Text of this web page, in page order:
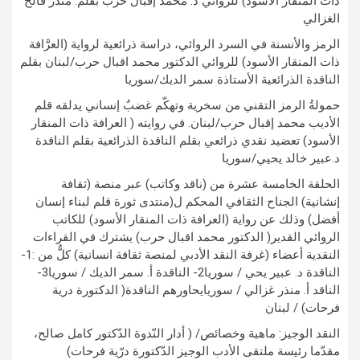
الغزالي
الرمز والأنسنة في السرد الروائي، دراسة ذرائعية لرواية (العرَّافة
ذات المنقار الأسود) للروائي الدكتور محمد اقبال حرب/لبنان بقلم
الناقدة الذرائعية الأستاذة سمر الديك/سوريا
حمولةُ الرمز التقني من سخرية وتهكّم غضبٌ إنساني يدلقه قلم
الأديب محمد إقبال حرب/لبنان. في روايته ( العرافة ذات المنقار
الأسود) تعضيد نقدي ذرائعي بقلم الناقدة الذرائعية بقلم الناقدة
د.عبير خالد يحيي/سوريا
الحلقة الخامسة عشرة من (ناقد وكاتب) عبر منصة (ثقافة
إنشانية) الجناح الثقافي المحكم ل(منتدى ثورة قلم لبناء إنسان
أفضل) وذلك عن رواية (العرافة ذات المنقار الأسود) للكاتب
الروائي القدير( الدكتور محمد اقبال حرب) يشترك في القراءات
النقدية أعضاء (غرفة النقد الأدبي لمنصة ثقافة انسانية) كلٌّ من :1-
الناقدة د. عبير يحي / سوريا2- الناقدة أ. سمر الديك / سوريا3-
الناقد أ. منذر غزالي / سوريايحاورهم الناقدة( الدكتورة درية
فرحات) / لبنان
النقد الوجيز: ماهية وخصائص/ ( أدار النّدوة الدّكتور كامل صالح،
مقدّما رئيسة ملتقى الأدب الوجيز الدّكتورة درّية فرحات)